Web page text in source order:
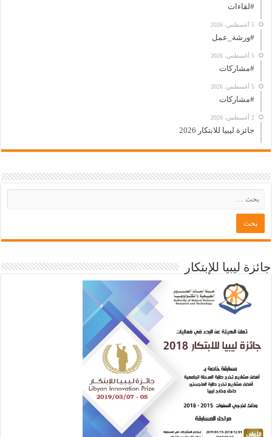
#لقاءات
5 أغسطس، 2026
#ورشة_عمل
5 أغسطس، 2026
#مشاركات
5 أغسطس، 2026
#مشاركات
2 أغسطس، 2026
جائزة ليبيا للابتكار 2026
جائزة ليبيا للإبتكار